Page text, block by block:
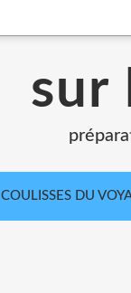
sur
COULISSES DU